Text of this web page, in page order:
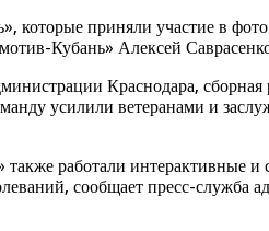
которые приняли участие в
Кубань» Алексей
Краснодара,
усилили ветеранами и
работали интерактивные
сообщает пресс-служба